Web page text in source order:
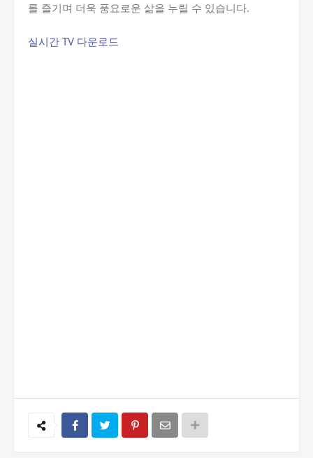
를 즐기며 더욱 풍요로운 삶을 누릴 수 있습니다.
실시간 TV 다운로드